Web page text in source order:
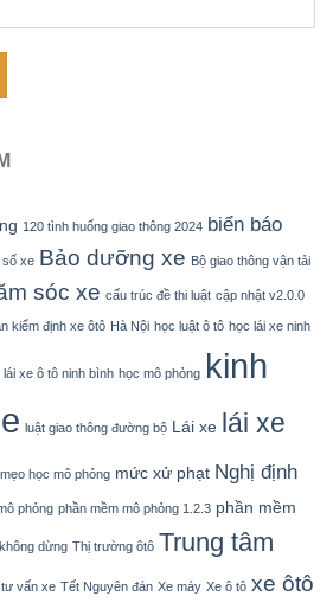
120 tình huống giao thông 2024 biển báo
số xe Bảo dưỡng xe Bộ giao thông vận tải
sóc xe cấu trúc đề thi luật cập nhật v2.0.0
kiểm định xe ôtô Hà Nội học luật ô tô học lái xe ninh
lái xe ô tô ninh bình học mô phỏng kinh
luật giao thông đường bộ Lái xe
lái xe
mẹo học mô phỏng mức xử phạt Nghị định
phỏng phần mềm mô phỏng 1.2.3 phần mềm
dừng Thị trường ôtô Trung tâm
tư vấn xe Tết Nguyên đán Xe máy Xe ô tô xe ôtô